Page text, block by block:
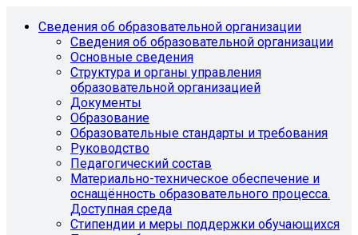
Сведения об образовательной организации
Сведения об образовательной организации
Основные сведения
Структура и органы управления
образовательной организацией
Документы
Образование
Образовательные стандарты и требования
Руководство
Педагогический состав
Материально-техническое обеспечение и
оснащённость образовательного процесса.
Доступная среда
Стипендии и меры поддержки обучающихся